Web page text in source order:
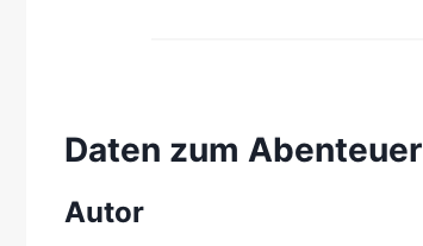
Daten zum Abenteuer
Autor